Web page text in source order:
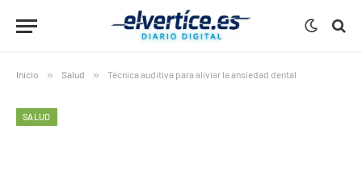
Inicio » Salud » Técnica auditiva para aliviar la ansiedad dental
SALUD